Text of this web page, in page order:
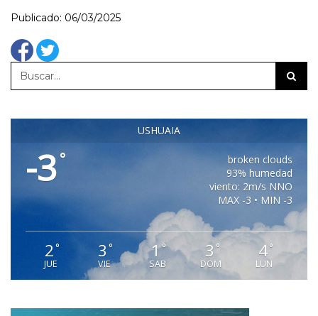
Publicado: 06/03/2025
USHUAIA
-3°
broken clouds
93% humedad
viento: 2m/s NNO
MAX -3 • MIN -3
2°
JUE
3 °
VIE
1°
SAB
3 °
DOM
4°
LUN